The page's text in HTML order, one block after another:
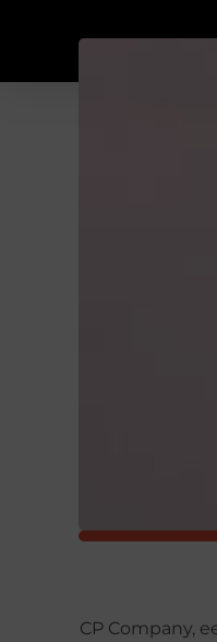
CP Company,